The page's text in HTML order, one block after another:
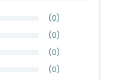
(0)
(0)
(0)
(0)